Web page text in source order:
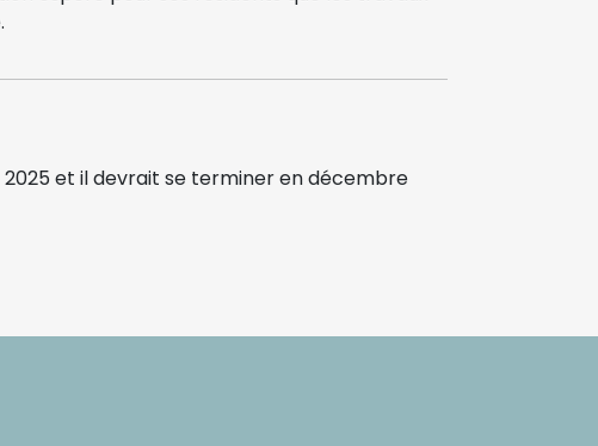
et il devrait se terminer en décembre